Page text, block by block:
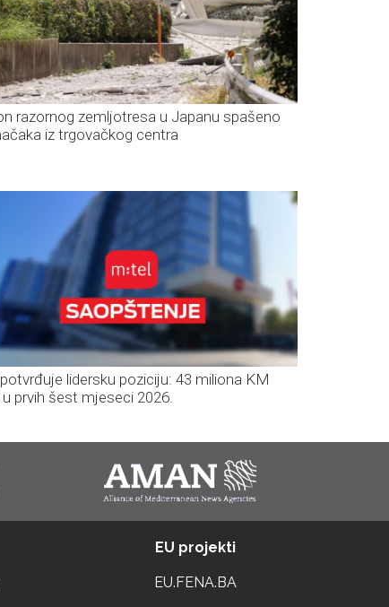
razornog zemljotresa u Japanu spašeno
iz trgovačkog centra
lidersku poziciju: 43 miliona KM
prvih šest mjeseci 2026.
EU projekti
EU.FENA.BA